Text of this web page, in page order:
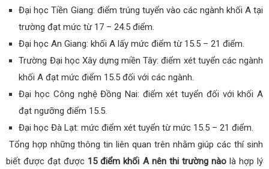
Đại học Tiền Giang: điểm trúng tuyển vào các ngành khối A tại
trường đạt mức từ 17 – 24.5 điểm.
Đại học An Giang: khối A lấy mức điểm từ 15.5 – 21 điểm.
Trường Đại học Xây dựng miền Tây: điểm xét tuyển các ngành
khối A đạt mức điểm 15.5 đối với các ngành.
Đại học Công nghệ Đồng Nai: điểm xét tuyển đối với khối A
đạt ngưỡng điểm 15.5.
Đại học Đà Lạt: mức điểm xét tuyển từ mức 15.5 – 21 điểm.
Tổng hợp những thông tin liên quan trên nhằm giúp các thí sinh
biết được đạt được 15 điểm khối A nên thi trường nàolà hợp lý